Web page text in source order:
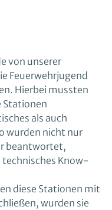
von unserer
Feuerwehrjugend
Hierbei mussten
Stationen
als auch
wurden nicht nur
beantwortet,
Know-
diese Stationen mit
wurden sie